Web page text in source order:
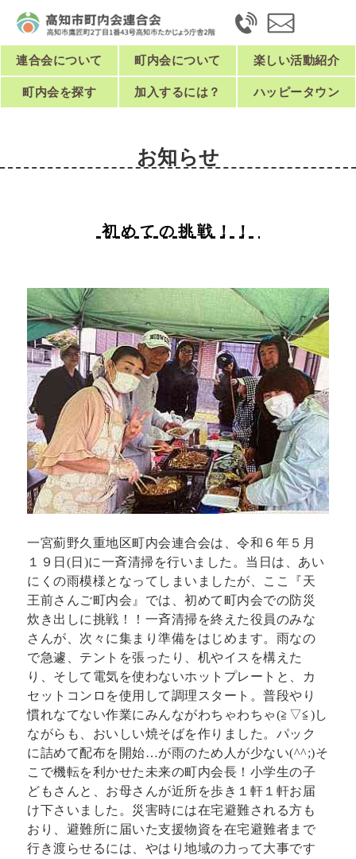
連合会について 町内会について 楽しい活動紹介
町内会を探す 加入するには？ ハッピータウン
お知らせ
初めての挑戦！！
一宮薊野久重地区町内会連合会は、令和６年５月
１９日(日)に一斉清掃を行いました。当日は、あい
にくの雨模様となってしまいましたが、ここ『天
王前さんご町内会』では、初めて町内会での防災
炊き出しに挑戦！！一斉清掃を終えた役員のみな
さんが、次々に集まり準備をはじめます。雨なの
で急遽、テントを張ったり、机やイスを構えた
り、そして電気を使わないホットプレートと、カ
セットコンロを使用して調理スタート。普段やり
慣れなてない作業にみんながわちゃわちゃ(≧▽≦)し
ながらも、おいしい焼そばを作りました。パック
に詰めて配布を開始…が雨のため人が少ない(^^;)そ
こで機転を利かせた未来の町内会長！小学生の子
どもさんと、お母さんが近所を歩き１軒１軒お届
け下さいました。災害時には在宅避難される方も
おり、避難所に届いた支援物資を在宅避難者まで
行き渡らせるには、やはり地域の力って大事です